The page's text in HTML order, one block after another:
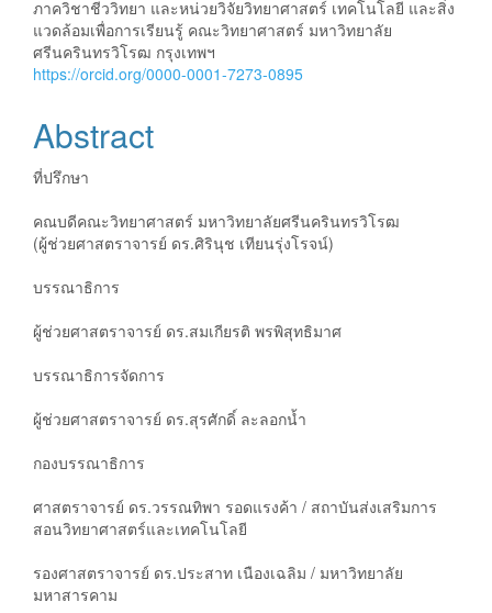
Article
Content
ภาควิชาชีววิทยา และหน่วยวิจัยวิทยาศาสตร์ เทคโนโลยี และสิ่ง
แวดล้อมเพื่อการเรียนรู้ คณะวิทยาศาสตร์ มหาวิทยาลัย
ศรีนครินทรวิโรฒ กรุงเทพฯ
https://orcid.org/0000-0001-7273-0895
Abstract
ที่ปรึกษา
คณบดีคณะวิทยาศาสตร์ มหาวิทยาลัยศรีนครินทรวิโรฒ
(ผู้ช่วยศาสตราจารย์ ดร.ศิรินุช เทียนรุ่งโรจน์)
บรรณาธิการ
ผู้ช่วยศาสตราจารย์ ดร.สมเกียรติ พรพิสุทธิมาศ
บรรณาธิการจัดการ
ผู้ช่วยศาสตราจารย์ ดร.สุรศักดิ์ ละลอกน้ำ
กองบรรณาธิการ
ศาสตราจารย์ ดร.วรรณทิพา รอดแรงค้า / สถาบันส่งเสริมการ
สอนวิทยาศาสตร์และเทคโนโลยี
รองศาสตราจารย์ ดร.ประสาท เนืองเฉลิม / มหาวิทยาลัย
มหาสารคาม